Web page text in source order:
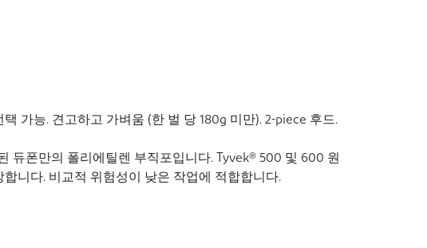
가능. 견고하고 가벼움 (한 벌 당 180g 미만). 2-piece 후드.
듀폰만의 폴리에틸렌 부직포입니다. Tyvek® 500 및 600 원
니다. 비교적 위험성이 낮은 작업에 적합합니다.